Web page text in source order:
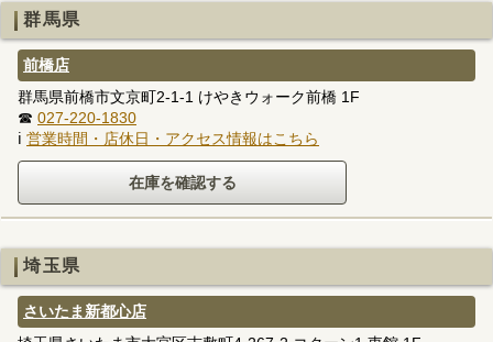
群馬県
前橋店
群馬県前橋市文京町2-1-1 けやきウォーク前橋 1F
☎ 027-220-1830
ℹ 営業時間・店休日・アクセス情報はこちら
埼玉県
さいたま新都心店